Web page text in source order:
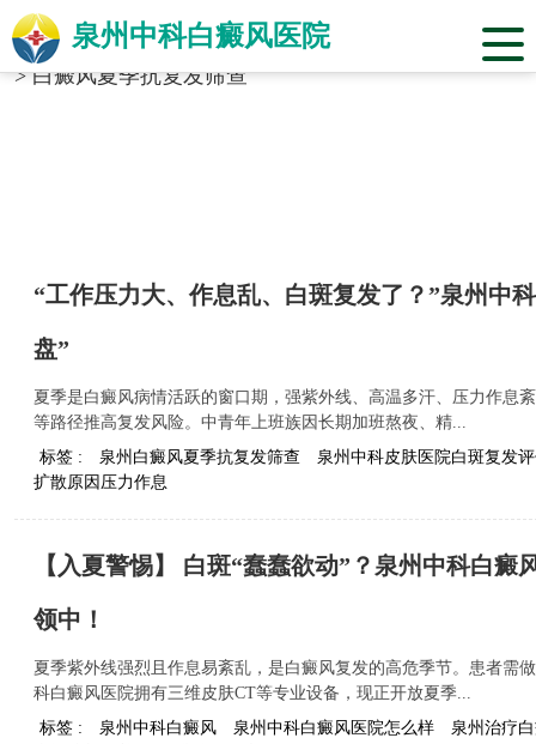
泉州中科白癜风医院
当前位置：福建省泉州市中科白癜风医院
标签合辑
>白癜风夏季抗复发筛查
“工作压力大、作息乱、白斑复发了？”泉州中
盘”
夏季是白癜风病情活跃的窗口期，强紫外线、高温多汗、压力作息
等路径推高复发风险。中青年上班族因长期加班熬夜、精...
标签 :
泉州白癜风夏季抗复发筛查
泉州中科皮肤医院白斑复发
扩散原因压力作息
【入夏警惕】​ 白斑“蠢蠢欲动”？泉州中科白
领中！
夏季紫外线强烈且作息易紊乱，是白癜风复发的高危季节。患者需
科白癜风医院拥有三维皮肤CT等专业设备，现正开放夏季...
标签 :
泉州中科白癜风 泉州中科白癜风医院怎么样
泉州治疗